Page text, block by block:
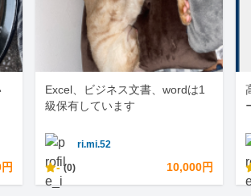
Excel、ビジネス文書、wordは1
級保有しています
ri.mi.52
- (0) 10,000円